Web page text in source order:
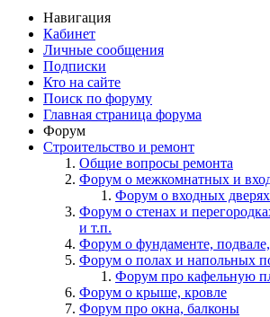
Навигация
Кабинет
Личные сообщения
Подписки
Кто на сайте
Поиск по форуму
Главная страница форума
Форум
Строительство и ремонт
Общие вопросы ремонта
Форум о межкомнатных и
Форум о входных дверях
Форум о стенах и
и т.п.
Форум о фундаменте,
Форум о полах и напольных
Форум про кафельную
Форум о крыше, кровле
Форум про окна, балконы